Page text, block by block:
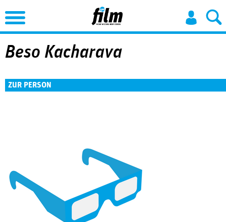
Jump to Navigation
Beso Kacharava
ZUR PERSON